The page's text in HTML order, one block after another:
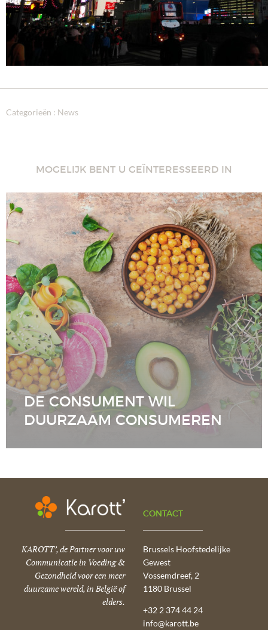
Categorieën : News
MOGELIJK BENT U GEÏNTERESSEERD IN
DE CONSUMENT WIL
DUURZAAM CONSUMEREN
KAROTT’, de Partner voor uw
Communicatie in Voeding &
Gezondheid voor een meer
duurzame wereld, in België of
elders.
CONTACT
Brussels Hoofstedelijke
Gewest
Vossemdreef, 2
1180 Brussel
+32 2 374 44 24
info@karott.be